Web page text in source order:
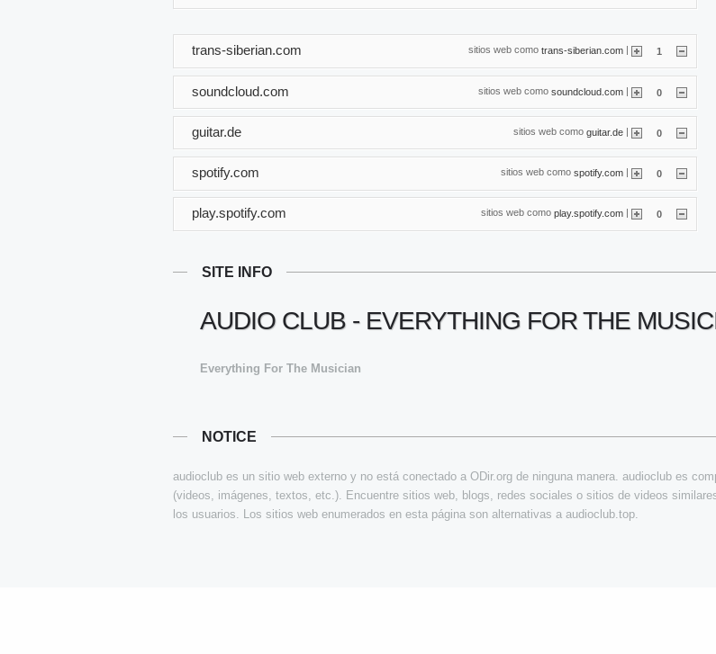
sitios web como trans-siberian.com 1
trans-siberian.com
sitios web como soundcloud.com | 0
soundcloud.com
sitios web como guitar.de | 0
guitar.de
sitios web como spotify.com | 0
spotify.com
sitios web como play.spotify.com 0
play.spotify.com
SITE INFO
AUDIO CLUB - EVERYTHING FOR THE
Everything For The Musician
NOTICE
audioclub es un sitio web externo y no está conectado a ODir.org de ninguna manera. audioclub es
(videos, imágenes, textos, etc.). Encuentre sitios web, blogs, redes sociales o sitios de videos
los usuarios. Los sitios web enumerados en esta página son alternativas a audioclub.top.